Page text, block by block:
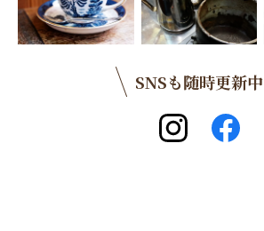
SNSも随時更新中